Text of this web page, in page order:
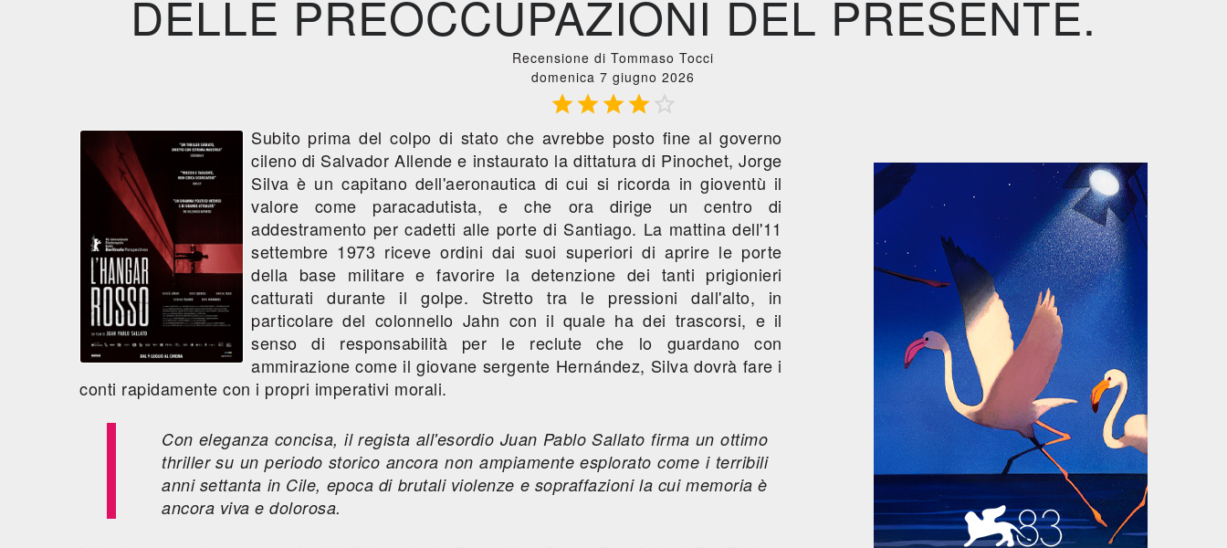
DELLE PREOCCUPAZIONI DEL PRESENTE.
Recensione di Tommaso Tocci
domenica 7 giugno 2026
 
Subito prima del colpo di stato che avrebbe posto fine al governo
cileno di Salvador Allende e instaurato la dittatura di Pinochet, Jorge
Silva è un capitano dell'aeronautica di cui si ricorda in gioventù il
valore come paracadutista, e che ora dirige un centro di
addestramento per cadetti alle porte di Santiago. La mattina dell'11
settembre 1973 riceve ordini dai suoi superiori di aprire le porte
della base militare e favorire la detenzione dei tanti prigionieri
catturati durante il golpe. Stretto tra le pressioni dall'alto, in
particolare del colonnello Jahn con il quale ha dei trascorsi, e il
senso di responsabilità per le reclute che lo guardano con
ammirazione come il giovane sergente Hernández, Silva dovrà fare i
conti rapidamente con i propri imperativi morali.
Con eleganza concisa, il regista all'esordio Juan Pablo Sallato firma un ottimo
thriller su un periodo storico ancora non ampiamente esplorato come i terribili
anni settanta in Cile, epoca di brutali violenze e sopraffazioni la cui memoria è
ancora viva e dolorosa.